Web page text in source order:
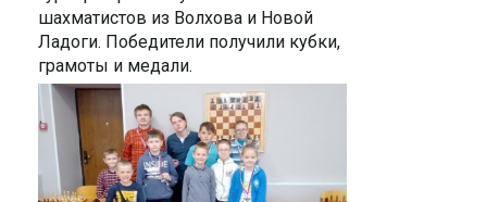
шахматистов из Волхова и Новой
Ладоги. Победители получили кубки,
грамоты и медали.